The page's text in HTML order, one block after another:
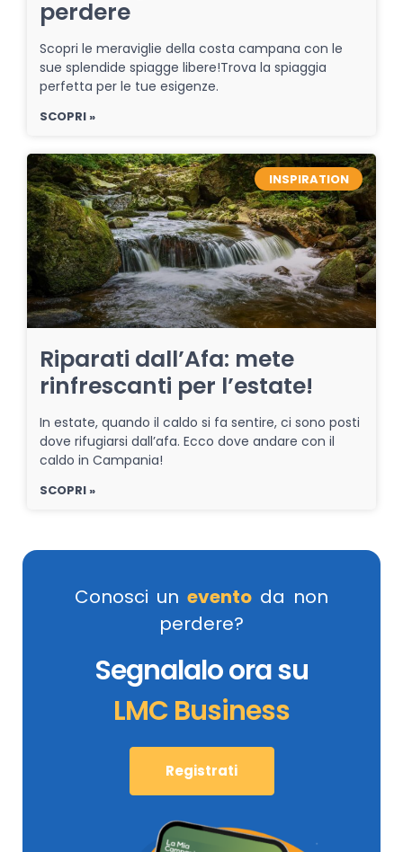
perdere
Scopri le meraviglie della costa campana con le
sue splendide spiagge libere!Trova la spiaggia
perfetta per le tue esigenze.
SCOPRI »
INSPIRATION
Riparati dall’Afa: mete
rinfrescanti per l’estate!
In estate, quando il caldo si fa sentire, ci sono posti
dove rifugiarsi dall’afa. Ecco dove andare con il
caldo in Campania!
SCOPRI »
Conosci un evento da non
perdere?
Segnalalo ora su
LMC Business
Registrati